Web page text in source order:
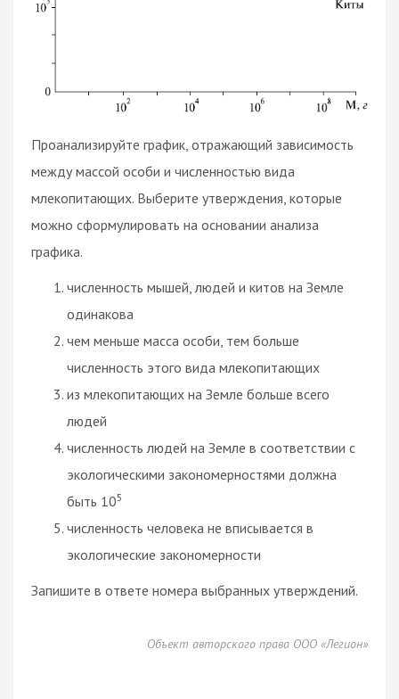
Проанализируйте график, отражающий зависимость
между массой особи и численностью вида
млекопитающих. Выберите утверждения, которые
можно сформулировать на основании анализа
графика.
численность мышей, людей и китов на Земле
одинакова
чем меньше масса особи, тем больше
численность этого вида млекопитающих
из млекопитающих на Земле больше всего
людей
численность людей на Земле в соответствии с
экологическими закономерностями должна
быть 105
численность человека не вписывается в
экологические закономерности
Запишите в ответе номера выбранных утверждений.
Объект авторского права ООО «Легион»